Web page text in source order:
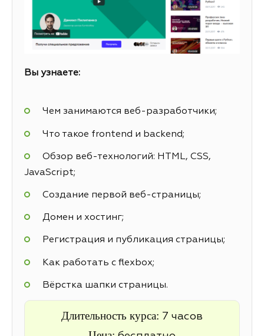
Вы узнаете:
Чем занимаются веб-разработчики;
Что такое frontend и backend;
Обзор веб-технологий: HTML, CSS,
JavaScript;
Создание первой веб-страницы;
Домен и хостинг;
Регистрация и публикация страницы;
Как работать с flexbox;
Вёрстка шапки страницы.
Длительность курса: 7 часов